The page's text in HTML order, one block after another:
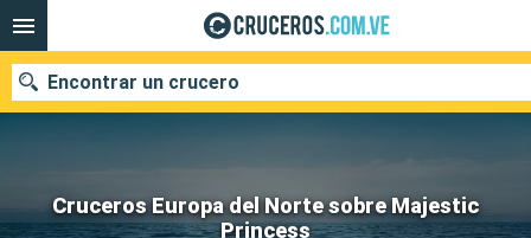
Cruceros Europa del Norte sobre Majestic
Princess
Encontrar un crucero
Nuestros destinos